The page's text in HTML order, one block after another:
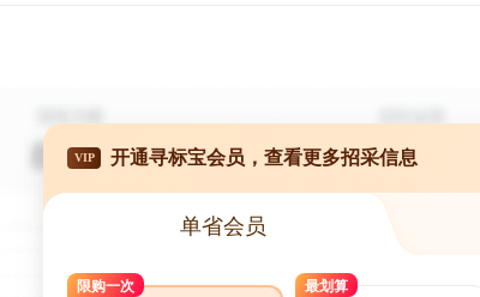
VIP 开通寻标宝会员，查看更多招采信息
单省会员
限购一次 最划算